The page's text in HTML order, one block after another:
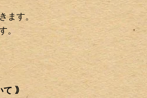
ます。
。
｠